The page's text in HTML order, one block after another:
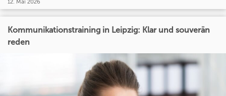
Kommunikationstraining in Leipzig: Klar und souverän
reden